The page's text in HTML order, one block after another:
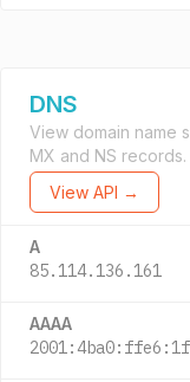
DNS
View domain name
MX and NS records.
View API →
A
85.114.136.161
AAAA